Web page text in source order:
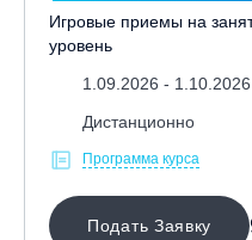
Игровые приемы на
уровень
1.09.2026 -
Дистанционно
Программа курса
Подать Заявку